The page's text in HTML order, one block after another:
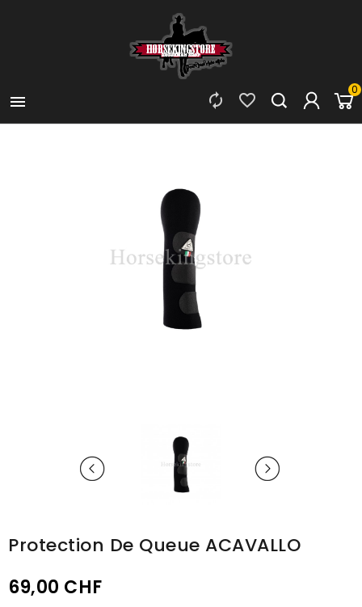

0


Protection De Queue ACAVALLO
69,00 CHF